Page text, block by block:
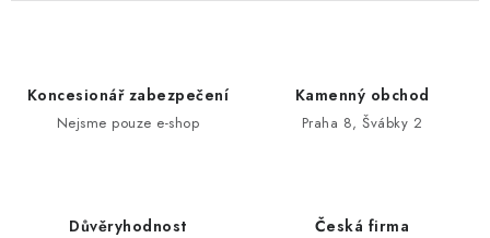
ZNAČKY
Bezpečnostní třídy - PYRAMIDA BEZPEČNOSTI
Zabezpečení domů
Obchodní podmínky
Kontakty
Naše výhody
Koncesionář zabezpečení
Nejsme pouze e-shop
Kamenný obchod
Praha 8, Švábky 2
Důvěryhodnost Česká firma